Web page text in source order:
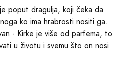
poput dragulja, koji čeka da
ko ima hrabrosti nositi ga.
- Kirke je više od parfema, to
u životu i svemu što on nosi